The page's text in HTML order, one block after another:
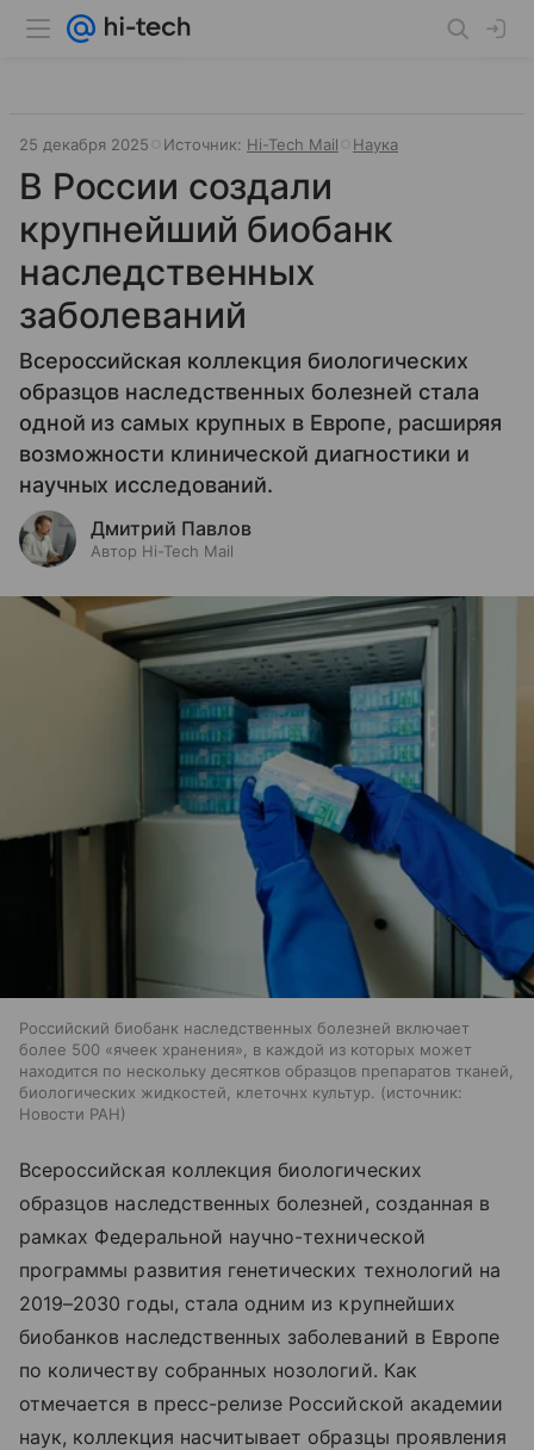
25 декабря 2025 Источник: Hi-Tech Mail Наука
В России создали
крупнейший биобанк
наследственных
заболеваний
Всероссийская коллекция биологических
образцов наследственных болезней стала
одной из самых крупных в Европе, расширяя
возможности клинической диагностики и
научных исследований.
Дмитрий Павлов
Автор Hi-Tech Mail
Российский биобанк наследственных болезней включает
более 500 «ячеек хранения», в каждой из которых может
находится по нескольку десятков образцов препаратов тканей,
биологических жидкостей, клеточнх культур.
источник:
Новости РАН
Всероссийская коллекция биологических
образцов наследственных болезней, созданная в
рамках Федеральной научно-технической
программы развития генетических технологий на
2019–2030 годы, стала одним из крупнейших
биобанков наследственных заболеваний в Европе
по количеству собранных нозологий. Как
отмечается в пресс-релизе Российской академии
наук, коллекция насчитывает образцы проявления